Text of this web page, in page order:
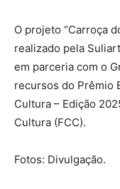
O projeto “Carroça
realizado pela
em parceria com o
recursos do Prêmio
Cultura – Edição
Cultura (FCC).
Fotos: Divulgação.